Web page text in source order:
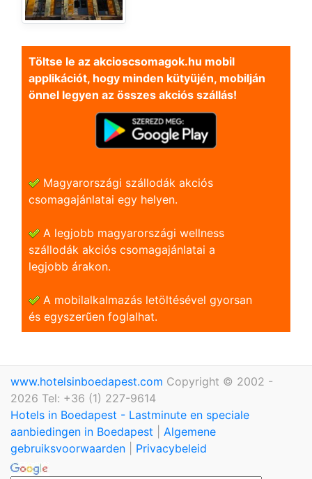
Töltse le az akcioscsomagok.hu mobil
applikációt, hogy minden kütyüjén, mobilján
önnel legyen az összes akciós szállás!
Magyarországi szállodák akciós
csomagajánlatai egy helyen.
A legjobb magyarországi wellness
szállodák akciós csomagajánlatai a
legjobb árakon.
A mobilalkalmazás letöltésével gyorsan
és egyszerũen foglalhat.
www.hotelsinboedapest.com Copyright © 2002 -
2026 Tel: +36 (1) 227-9614
Hotels in Boedapest - Lastminute en speciale
aanbiedingen in Boedapest
Algemene
gebruiksvoorwaarden
Privacybeleid